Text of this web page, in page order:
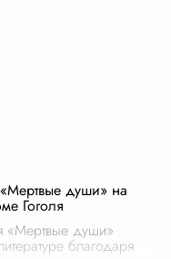
души» на
Гоголя
«Мертвые души»
благодаря